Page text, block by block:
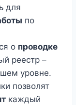
для
по
о проводке
реестр –
уровне.
позволят
каждый